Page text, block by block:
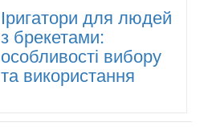
Іригатори для людей
з брекетами:
особливості вибору
та використання